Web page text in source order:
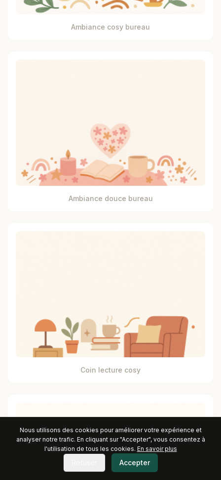
Ambiance cosy bureau
Ambiance douce bureau
Coin lecture cosy
Nous utilisons des cookies pour améliorer votre expérience et
analyser notre trafic. En cliquant sur "Accepter", vous consentez à
l'utilisation de tous les cookies. En savoir plus
Accepter